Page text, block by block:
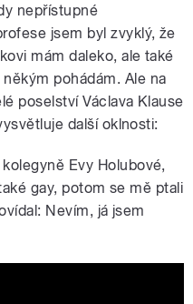
nepřístupné
jsem byl zvyklý, že
mám daleko, ale také
pohádám. Ale na
poselství Václava Klause
další oklnosti:
Evy Holubové,
gay, potom se mě ptali
Nevím, já jsem